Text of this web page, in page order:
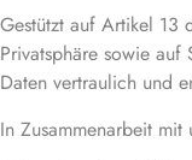
Gestützt auf Artikel 13
Privatsphäre sowie
Daten vertraulich und
In Zusammenarbeit